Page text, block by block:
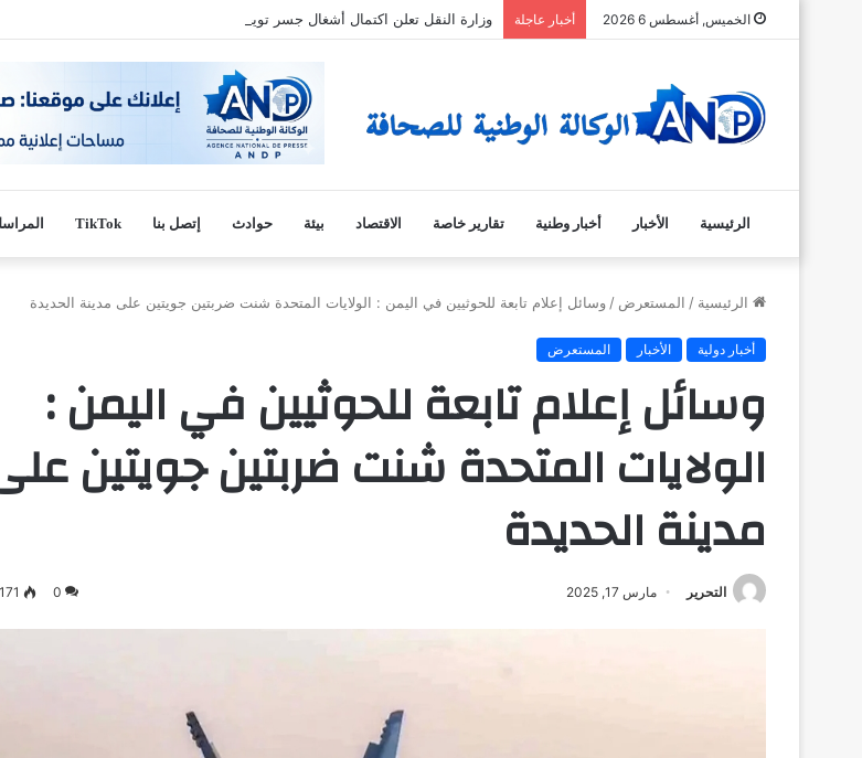
الخميس, أغسطس 6 2026 أخبار عاجلة وزارة النقل تعلن اكتمال أشغال جسر تويجكجيت
الرئيسية الأخبار أخبار وطنية تقارير خاصة الاقتصاد بيئة حوادث إتصل بنا TikTok
الرئيسية / المستعرض / وسائل إعلام تابعة للحوثيين في اليمن : الولايات المتحدة شنت ضربتين جويتين على مدينة الحديدة
أخبار دولية الأخبار المستعرض
وسائل إعلام تابعة للحوثيين في اليمن :
الولايات المتحدة شنت ضربتين جويتين
مدينة الحديدة
التحرير مارس 17, 2025 0
171